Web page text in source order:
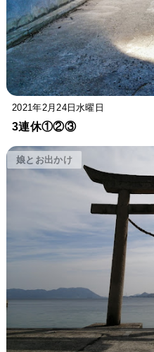
2021年2月24日水曜日
3連休①②③
娘とお出かけ